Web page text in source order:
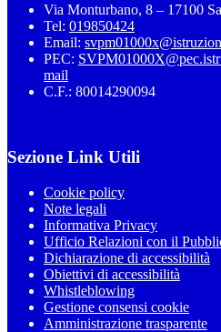
Via Monturbano, 8 – 17100
Tel: 019850424
Email:
PEC:
mail
C.F.: 80014290094
Sezione Link Utili
Cookie policy
Note legali
Informativa Privacy
Ufficio Relazioni con il
Dichiarazione di accessibilità
Obiettivi di accessibilità
Whistleblowing
Gestione consensi cookie
Amministrazione trasparente